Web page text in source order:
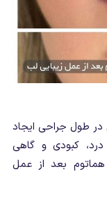
طول جراحی ایجاد
کبودی و گاهی
بعد از عمل